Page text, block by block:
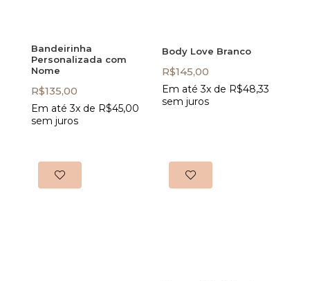
Bandeirinha
Personalizada com
Nome
R$135,00
Em até 3x de R$45,00
sem juros
Body Love Branco
R$145,00
Em até 3x de R$48,33
sem juros